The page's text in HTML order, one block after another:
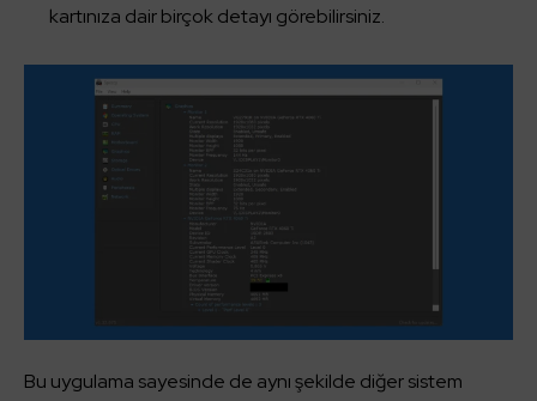
kartınıza dair birçok detayı görebilirsiniz.
Bu uygulama sayesinde de aynı şekilde diğer sistem